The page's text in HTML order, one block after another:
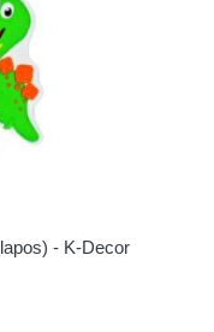
- K-Decor